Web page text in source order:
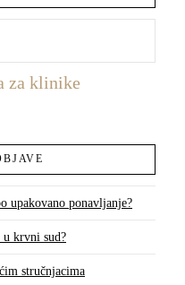
za klinike
upakovano ponavljanje?
u krvni sud?
stručnjacima